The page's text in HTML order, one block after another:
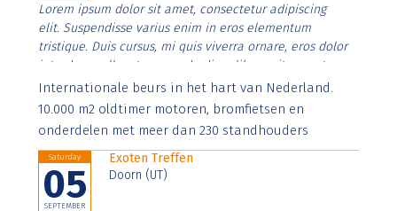
Lorem ipsum dolor sit amet, consectetur adipiscing
elit. Suspendisse varius enim in eros elementum
tristique. Duis cursus, mi quis viverra ornare, eros dolor
interdum nulla, ut commodo diam libero vitae erat.
Aenean faucibus nibh et justo cursus id rutrum lorem
imperdiet. Nunc ut sem vitae risus tristique posuere.
Internationale beurs in het hart van Nederland.
10.000 m2 oldtimer motoren, bromfietsen en
onderdelen met meer dan 230 standhouders
Saturday
05
SEPTEMBER
Exoten Treffen
Doorn (UT)